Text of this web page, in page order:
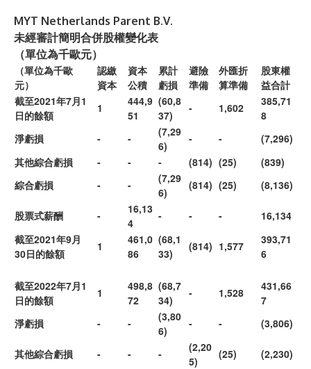
MYT Netherlands Parent B.V.
未經審計簡明合併股權變化表
（單位為千歐元）
（單位為千歐
元）
認繳
資本
資本
公積
累計
虧損
避險
準備
外匯折
算準備
股東權
益合計
截至2021年7月1
日的餘額
1
444,9
51
(60,8
37)
- 1,602
385,71
8
淨虧損
- -
(7,29
6)
- -
(7,296)
其他綜合虧損
- - - (814) (25)
(839)
綜合虧損
- -
(7,29
6)
(814) (25) (8,136)
股票式薪酬 -
16,13
4
- - -
16,134
截至2021年9月
30日的餘額
1
461,0
86
(68,1
33)
(814) 1,577
393,71
6
截至2022年7月1
日的餘額
1
498,8
72
(68,7
34)
- 1,528
431,66
7
淨虧損
- -
(3,80
6)
- - (3,806)
其他綜合虧損 - - -
(2,20
5)
(25) (2,230)